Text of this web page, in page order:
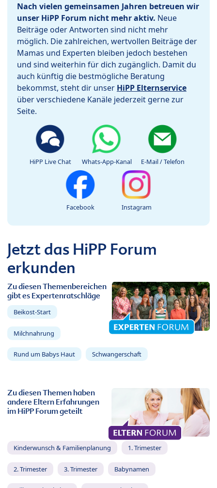
Nach vielen gemeinsamen Jahren betreuen wir
unser HiPP Forum nicht mehr aktiv. Neue
Beiträge oder Antworten sind nicht mehr
möglich. Die zahlreichen, wertvollen Beiträge der
Mamas und Experten bleiben jedoch bestehen
und sind weiterhin für dich zugänglich. Damit du
auch künftig die bestmögliche Beratung
bekommst, steht dir unser HiPP Elternservice
über verschiedene Kanäle jederzeit gerne zur
Seite.
HiPP Live Chat Whats-App-Kanal E-Mail / Telefon
Facebook Instagram
Jetzt das HiPP Forum
erkunden
Zu diesen Themenbereichen
gibt es Expertenratschläge
Beikost-Start
Milchnahrung
Rund um Babys Haut Schwangerschaft
Zu diesen Themen haben
andere Eltern Erfahrungen
im HiPP Forum geteilt
Kinderwunsch & Familienplanung 1. Trimester
2. Trimester 3. Trimester Babynamen